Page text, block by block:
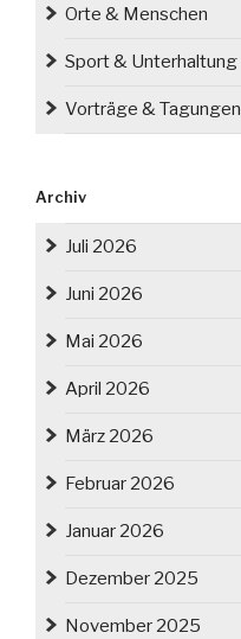
Orte & Menschen
Sport & Unterhaltung
Vorträge & Tagungen
Archiv
Juli 2026
Juni 2026
Mai 2026
April 2026
März 2026
Februar 2026
Januar 2026
Dezember 2025
November 2025